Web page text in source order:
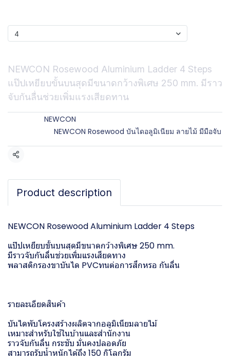
4
NEWCON Rosewood Aluminium Ladder 4 Steps
แป๊ปเหยียบขั้นบนสุดมีขนาดกว้างพิเศษ 250 mm. มีราว
จับกันลื่นช่วยเพิ่มแรงเสียดทาน
NEWCON
NEWCON Rosewood บันไดอลูมิเนียม ลายไม้ มีมือจับ
Share
Product description
NEWCON Rosewood Aluminium Ladder 4 Steps
แป๊ปเหยียบขั้นบนสุดมีขนาดกว้างพิเศษ 250 mm.
มีราวจับกันลื่นช่วยเพิ่มแรงเสียดทาง
พลาสติกรองขาบันได PVCทนต่อการสึกหรอ กันลื่น
รายละเอียดสินค้า
บันไดพับโครงสร้างผลิตจากอลูมิเนียมลายไม้
เหมาะสำหรับใช้ในบ้านและสำนักงาน
ราวจับกันลื่น กระชับ มั่นคงปลอดภัย
สามารถรับน้ำหนักได้ถึง 150 กิโลกรัม